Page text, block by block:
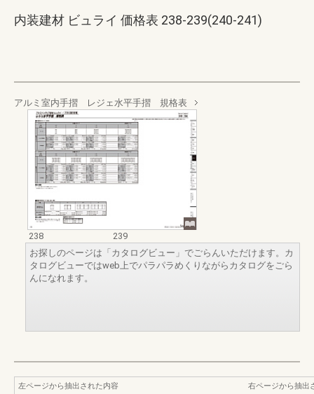
内装建材 ビュライ 価格表 238-239(240-241)
アルミ室内手摺 レジェ水平手摺 規格表
238
239
お探しのページは「カタログビュー」でごらんいただけます。カ
タログビューではweb上でパラパラめくりながらカタログをごら
んになれます。
左ページから抽出された内容
右ページから抽出